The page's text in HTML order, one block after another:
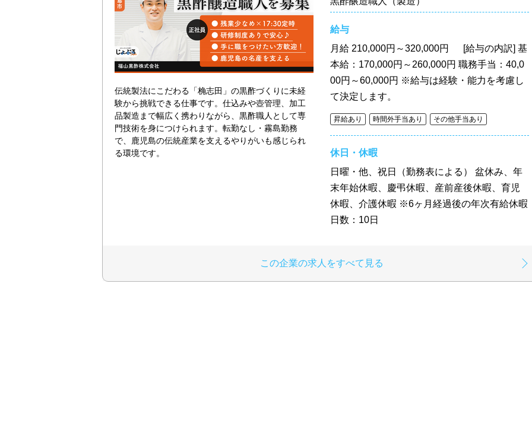
伝統製法にこだわる「桷志田」の黒酢づくりに未経
験から挑戦できる仕事です。仕込みや壺管理、加工
品製造まで幅広く携わりながら、黒酢職人として専
門技術を身につけられます。転勤なし・霧島勤務
で、鹿児島の伝統産業を支えるやりがいも感じられ
る環境です。
給与
月給 210,000円～320,000円 [給与の内訳] 基
本給：170,000円～260,000円 職務手当：40,0
00円～60,000円 ※給与は経験・能力を考慮し
て決定します。
昇給あり 時間外手当あり その他手当あり
休日・休暇
日曜・他、祝日（勤務表による） 盆休み、年
末年始休暇、慶弔休暇、産前産後休暇、育児
休暇、介護休暇 ※6ヶ月経過後の年次有給休暇
日数：10日
この企業の求人をすべて見る